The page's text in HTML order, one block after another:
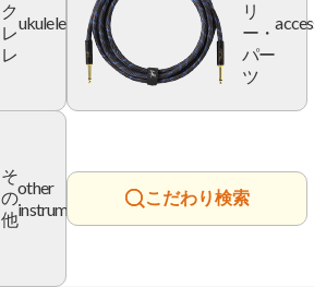
ク
レ
レ
ukulele
リ
ー・
パー
ツ
そ
の
他
other
instrument
こだわり検索